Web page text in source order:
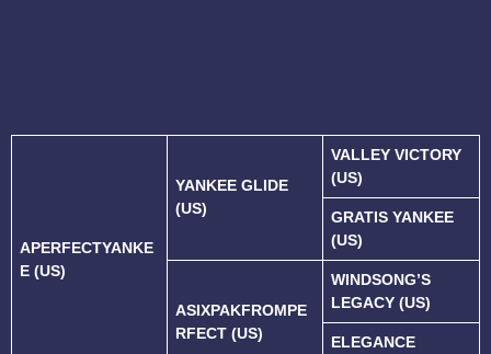
APERFECTYANKE
E (US)
YANKEE GLIDE
(US)
VALLEY VICTORY
(US)
GRATIS YANKEE
(US)
ASIXPAKFROMPE
RFECT (US)
WINDSONG’S
LEGACY (US)
ELEGANCE